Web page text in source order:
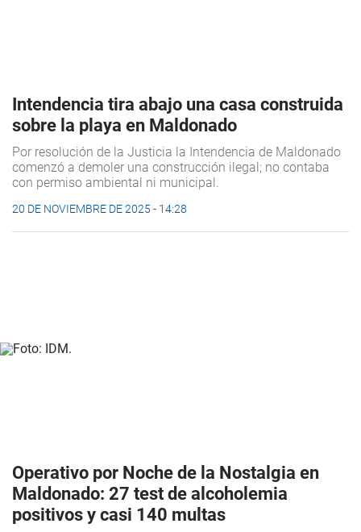
Intendencia tira abajo una casa construida
sobre la playa en Maldonado
Por resolución de la Justicia la Intendencia de Maldonado
comenzó a demoler una construcción ilegal; no contaba
con permiso ambiental ni municipal.
20 DE NOVIEMBRE DE 2025 - 14:28
Operativo por Noche de la Nostalgia en
Maldonado: 27 test de alcoholemia
positivos y casi 140 multas